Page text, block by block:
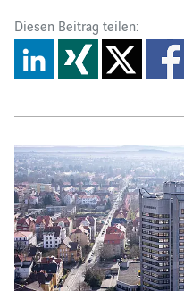
Diesen Beitrag teilen: